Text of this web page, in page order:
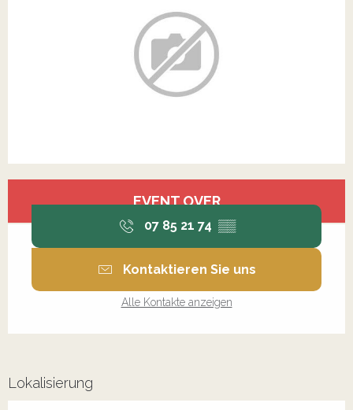
EVENT OVER
07 85 21 74 ▒▒
Kontaktieren Sie uns
Alle Kontakte anzeigen
Lokalisierung